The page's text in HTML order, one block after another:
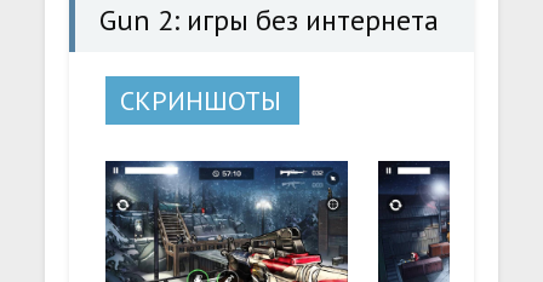
Gun 2: игры без интернета
СКРИНШОТЫ